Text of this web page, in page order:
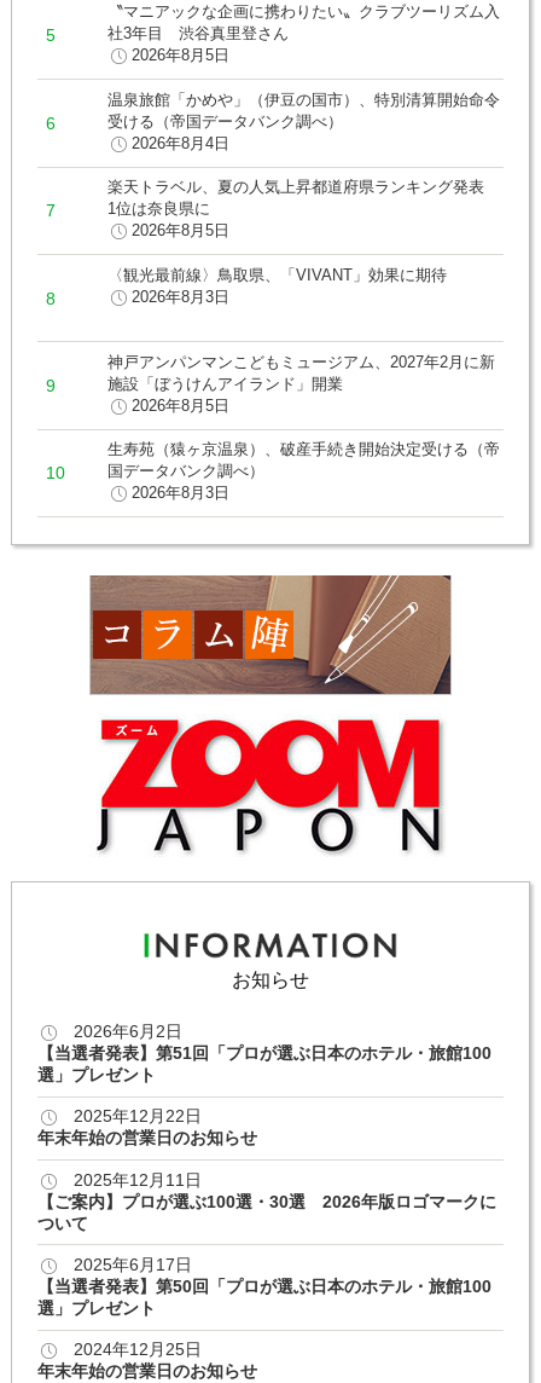
〝マニアックな企画に携わりたい〟クラブツーリズム入
社3年目 渋谷真里登さん
2026年8月5日
温泉旅館「かめや」（伊豆の国市）、特別清算開始命令
受ける（帝国データバンク調べ）
2026年8月4日
楽天トラベル、夏の人気上昇都道府県ランキング発表
1位は奈良県に
2026年8月5日
〈観光最前線〉鳥取県、「VIVANT」効果に期待
2026年8月3日
神戸アンパンマンこどもミュージアム、2027年2月に新
施設「ぼうけんアイランド」開業
2026年8月5日
生寿苑（猿ヶ京温泉）、破産手続き開始決定受ける（帝
国データバンク調べ）
2026年8月3日
お知らせ
2026年6月2日
【当選者発表】第51回「プロが選ぶ日本のホテル・旅館100
選」プレゼント
2025年12月22日
年末年始の営業日のお知らせ
2025年12月11日
【ご案内】プロが選ぶ100選・30選 2026年版ロゴマークに
ついて
2025年6月17日
【当選者発表】第50回「プロが選ぶ日本のホテル・旅館100
選」プレゼント
2024年12月25日
年末年始の営業日のお知らせ